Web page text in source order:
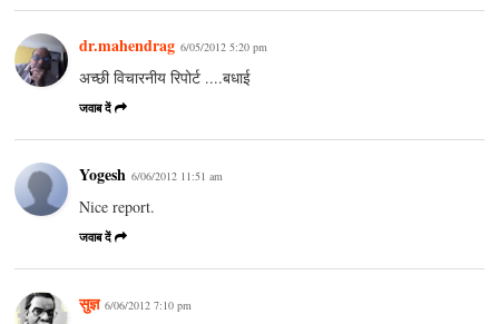
dr.mahendrag 6/05/2012 5:20 pm
अच्छी विचारनीय रिपोर्ट ....बधाई
जवाब दें
Yogesh 6/06/2012 11:51 am
Nice report.
जवाब दें
सुज्ञ 6/06/2012 7:10 pm